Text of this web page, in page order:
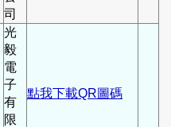
司
光
毅
電
子
有
限
點我下載QR圖碼